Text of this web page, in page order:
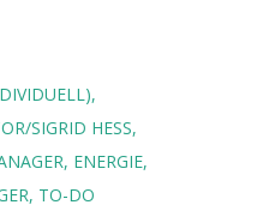
SIGRID HESS
ENERGIE
TO-DO